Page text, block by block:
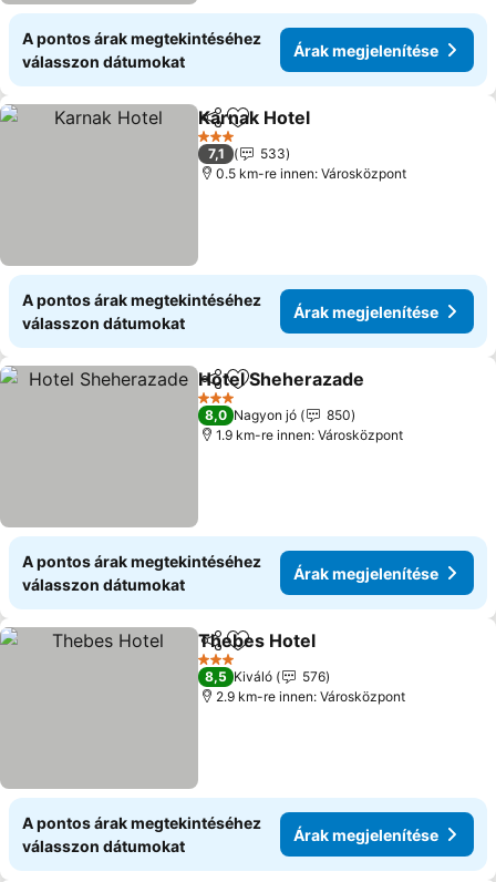
A pontos árak megtekintéséhez
válasszon dátumokat
Árak megjelenítése
Megosztás
Hozzáadás a kedvencekhez
Karnak Hotel
3 Kategória
7,1
533
0.5 km-re innen: Városközpont
A pontos árak megtekintéséhez
válasszon dátumokat
Árak megjelenítése
Megosztás
Hozzáadás a kedvencekhez
Hotel Sheherazade
3 Kategória
8,0 Nagyon jó
850
1.9 km-re innen: Városközpont
A pontos árak megtekintéséhez
válasszon dátumokat
Árak megjelenítése
Megosztás
Hozzáadás a kedvencekhez
Thebes Hotel
3 Kategória
8,5 Kiváló
576
2.9 km-re innen: Városközpont
A pontos árak megtekintéséhez
válasszon dátumokat
Árak megjelenítése